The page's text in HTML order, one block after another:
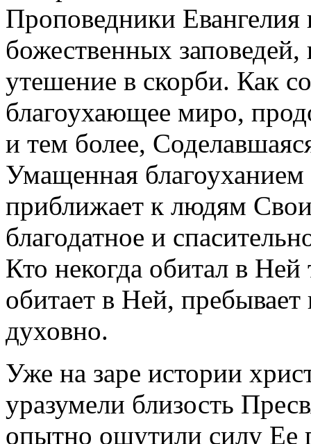
Проповедники
божественных
утешение в скорби. Как
благоухающее миро,
и тем более,
Умащенная благоуханием
приближает к людям
благодатное и
Кто некогда обитал в Ней
обитает в Ней,
духовно.
Уже на заре истории
уразумели близость
опытно ощутили силу Ее